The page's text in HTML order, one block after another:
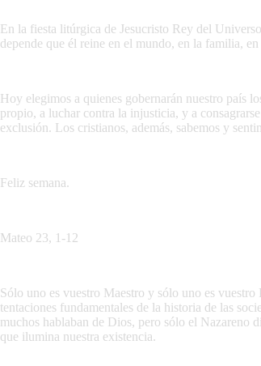
En la fiesta litúrgica de Jesucristo Rey del
depende que él reine en el mundo, en la familia,
Hoy elegimos a quienes gobernarán nuestro país
propio, a luchar contra la injusticia, y a
exclusión. Los cristianos, además, sabemos y
Feliz semana.
Mateo 23, 1-12
Sólo uno es vuestro Maestro y sólo uno es
tentaciones fundamentales de la historia de las
muchos hablaban de Dios, pero sólo el Nazareno
que ilumina nuestra existencia.